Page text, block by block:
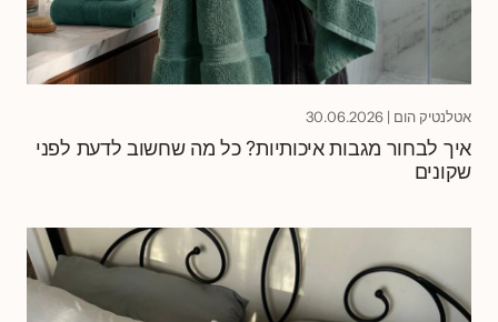
אטלנטיק הום |
30.06.2026
איך לבחור מגבות איכותיות? כל מה שחשוב לדעת לפני
שקונים